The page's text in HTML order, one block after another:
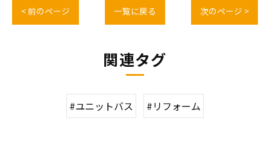
< 前のページ 一覧に戻る 次のページ >
関連タグ
#ユニットバス #リフォーム